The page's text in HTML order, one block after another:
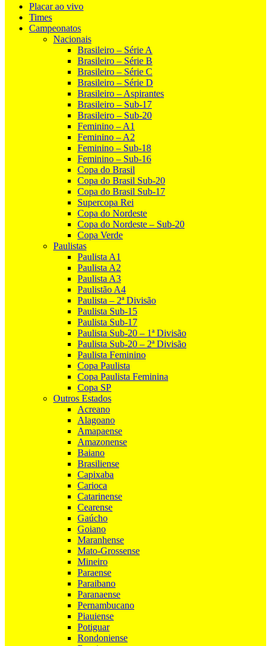
Placar ao vivo
Times
Campeonatos
Nacionais
Brasileiro – Série A
Brasileiro – Série B
Brasileiro – Série C
Brasileiro – Série D
Brasileiro – Aspirantes
Brasileiro – Sub-17
Brasileiro – Sub-20
Feminino – A1
Feminino – A2
Feminino – Sub-18
Feminino – Sub-16
Copa do Brasil
Copa do Brasil Sub-20
Copa do Brasil Sub-17
Supercopa Rei
Copa do Nordeste
Copa do Nordeste – Sub-20
Copa Verde
Paulistas
Paulista A1
Paulista A2
Paulista A3
Paulistão A4
Paulista – 2ª Divisão
Paulista Sub-15
Paulista Sub-17
Paulista Sub-20 – 1ª Divisão
Paulista Sub-20 – 2ª Divisão
Paulista Feminino
Copa Paulista
Copa Paulista Feminina
Copa SP
Outros Estados
Acreano
Alagoano
Amapaense
Amazonense
Baiano
Brasiliense
Capixaba
Carioca
Catarinense
Cearense
Gaúcho
Goiano
Maranhense
Mato-Grossense
Mineiro
Paraense
Paraibano
Paranaense
Pernambucano
Piauiense
Potiguar
Rondoniense